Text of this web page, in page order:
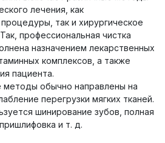
лечения, как
так и хирургическое
профессиональная чистка
назначением лекарственных
комплексов, а также
пациента.
методы обычно направлены на
перегрузки мягких тканей.
шинирование зубов, полная
и т. д.